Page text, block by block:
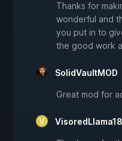
Thanks for
wonderful and
you put in to
the good work
SolidVaultMOD
Great mod for